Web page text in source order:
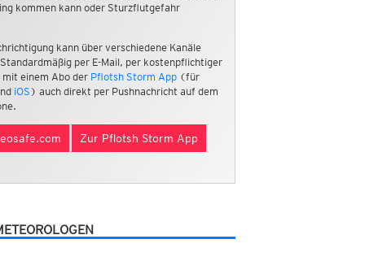
kommen kann oder Sturzflutgefahr
kann über verschiedene Kanäle
per E-Mail, per kostenpflichtiger
mit einem Abo der Pflotsh Storm App(für
iOS ) auch direkt per Pushnachricht auf dem
Zur Pflotsh Storm App